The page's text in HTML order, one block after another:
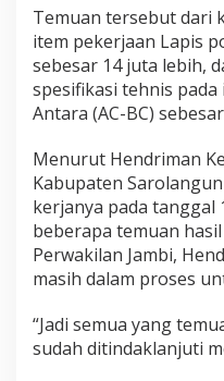
t
i
k
o
f
i
r
m
a
s
Temuan tersebut dari
item pekerjaan Lapis
sebesar 14 juta lebih,
spesifikasi tehnis
Antara (AC-BC)
Menurut Hendriman
Kabupaten
kerjanya pada tanggal
beberapa temuan
Perwakilan Jambi,
masih dalam proses
“Jadi semua yang
sudah ditindaklanjuti